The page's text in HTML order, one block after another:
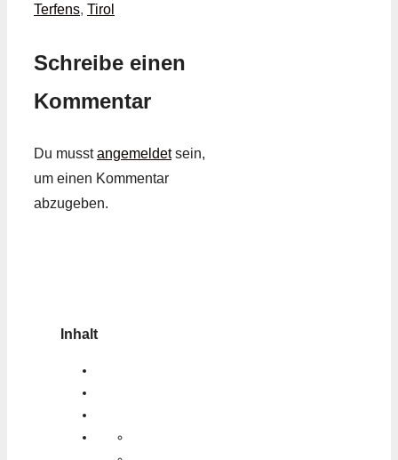
Terfens, Tirol
Schreibe einen
Kommentar
Du musstangemeldetsein,
um einen Kommentar
abzugeben.
Inhalt